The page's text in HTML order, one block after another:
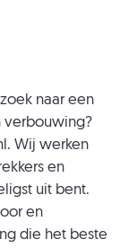
naar een
verbouwing?
Wij werken
en
uit bent.
en
die het beste